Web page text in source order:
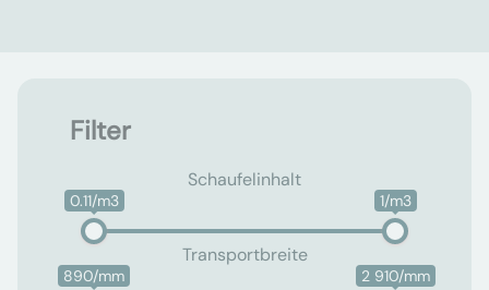
Filter
Schaufelinhalt
0.11/m3 1/m3
Transportbreite
890/mm 2 910/mm